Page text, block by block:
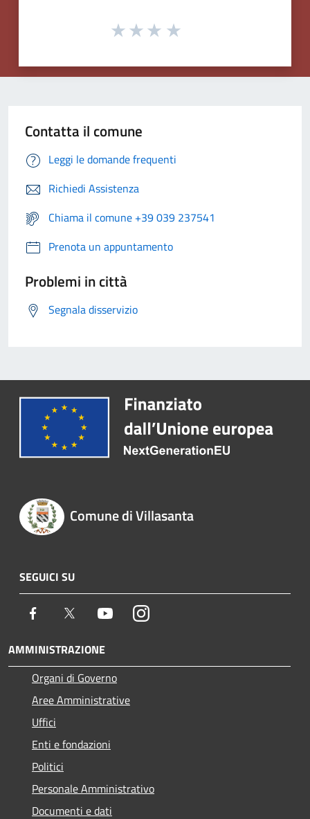
Contatta il comune
Leggi le domande frequenti
Richiedi Assistenza
Chiama il comune +39 039 237541
Prenota un appuntamento
Problemi in città
Segnala disservizio
Comune di Villasanta
SEGUICI SU
Facebook Twitter YoutubeInstagram
AMMINISTRAZIONE
Organi di Governo
Aree Amministrative
Uffici
Enti e fondazioni
Politici
Personale Amministrativo
Documenti e dati